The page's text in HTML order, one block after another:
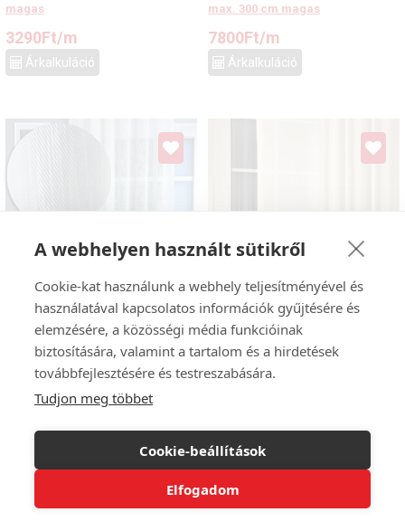
A webhelyen használt sütikről
Cookie-kat használunk a webhely teljesítményével és
használatával kapcsolatos információk gyűjtésére és
elemzésére, a közösségi média funkcióinak
biztosítására, valamint a tartalom és a hirdetések
továbbfejlesztésére és testreszabására.
Tudjon meg többet
Cookie-beállítások
Elfogadom
magas
3290Ft/m
Árkalkuláció
max. 300 cm magas
7800Ft/m
Árkalkuláció
#vasalókímélő
vasaláskönnyített sablé függöny,
4600Ft/m
függöny,300cm, max. 300 cm
magas
4800